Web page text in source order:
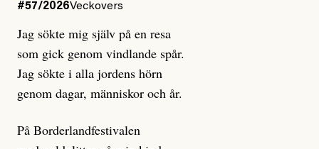
klickbete är inte intressant för Dagens ETC.
Journalistiken är låst. En klatschig men korrekt rubrik
gör förhoppningsvis att en nyfiken beställer
prenumeration, men den avslutas sekunder senare om
dessa granskningar på olika källor, alltifrån domar till
#57/2026Veckovers
Jag sökte mig själv på en resa
som gick genom vindlande spår.
Jag sökte i alla jordens hörn
genom dagar, människor och år.
På Borderlandfestivalen